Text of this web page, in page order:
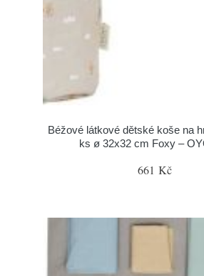
Béžové látkové dětské koše na
ks ø 32x32 cm Foxy –
661 Kč